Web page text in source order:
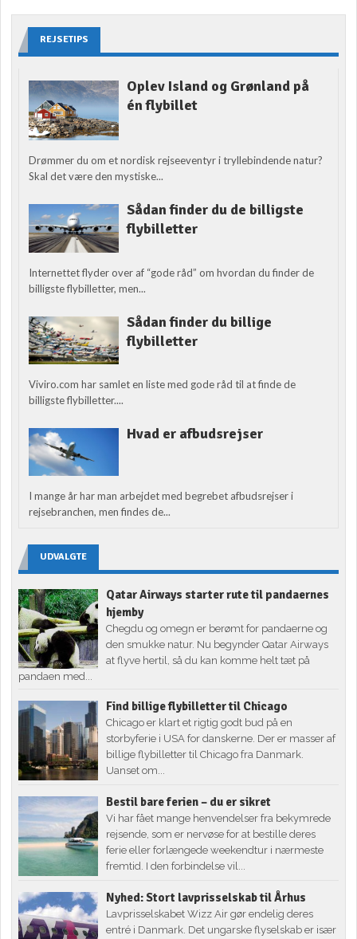
REJSETIPS
Oplev Island og Grønland på
én flybillet
Drømmer du om et nordisk rejseeventyr i tryllebindende natur?
Skal det være den mystiske...
Sådan finder du de billigste
flybilletter
Internettet flyder over af “gode råd” om hvordan du finder de
billigste flybilletter, men...
Sådan finder du billige
flybilletter
Viviro.com har samlet en liste med gode råd til at finde de
billigste flybilletter....
Hvad er afbudsrejser
I mange år har man arbejdet med begrebet afbudsrejser i
rejsebranchen, men findes de...
UDVALGTE
Qatar Airways starter rute til pandaernes
hjemby
Chegdu og omegn er berømt for pandaerne og
den smukke natur. Nu begynder Qatar Airways
at flyve hertil, så du kan komme helt tæt på
pandaen med...
Find billige flybilletter til Chicago
Chicago er klart et rigtig godt bud på en
storbyferie i USA for danskerne. Der er masser af
billige flybilletter til Chicago fra Danmark.
Uanset om...
Bestil bare ferien – du er sikret
Vi har fået mange henvendelser fra bekymrede
rejsende, som er nervøse for at bestille deres
ferie eller forlængede weekendtur i nærmeste
fremtid. I den forbindelse vil...
Nyhed: Stort lavprisselskab til Århus
Lavprisselskabet Wizz Air gør endelig deres
entré i Danmark. Det ungarske flyselskab er især